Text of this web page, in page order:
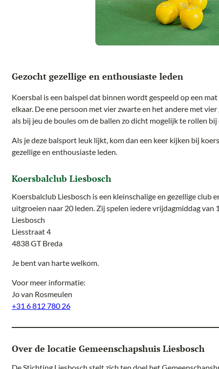
Gezocht gezellige en enthousiaste leden
Koersbal is een balspel dat binnen wordt gespeeld op een
elkaar. De ene persoon met vier zwarte en het andere met
als bij jeu de boules om de ballen zo dicht mogelijk te rollen
Als je deze balsport leuk lijkt, kom dan een keer kijken bij
gezellige en enthousiaste leden.
Koersbalclub Liesbosch
Koersbalclub Liesbosch is een kleinschalige en gezellige club
uitgroeien naar 20 leden. Zij spelen iedere vrijdagmiddag
Liesbosch
Liesstraat 4
4838 GT Breda
Je bent van harte welkom.
Voor meer informatie:
Jo van Rosmeulen
+31 6 812 780 26
Over de locatie Gemeenschapshuis Liesbosch